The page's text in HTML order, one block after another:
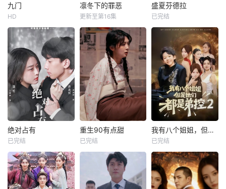
九门
HD
凛冬下的罪恶
更新至第16集
盛夏芬德拉
已完结
绝对占有
已完结
重生90有点甜
已完结
我有八个姐姐，但是他们都是弟控2
已完结